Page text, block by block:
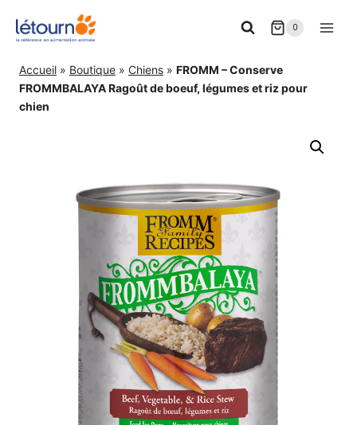
0
Accueil » Boutique » Chiens » FROMM – Conserve
FROMMBALAYA Ragoût de boeuf, légumes et riz pour
chien